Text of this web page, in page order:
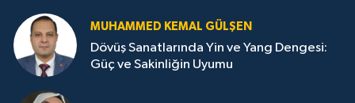
MUHAMMED KEMAL GÜLŞEN
Dövüş Sanatlarında Yin ve Yang Dengesi:
Güç ve Sakinliğin Uyumu